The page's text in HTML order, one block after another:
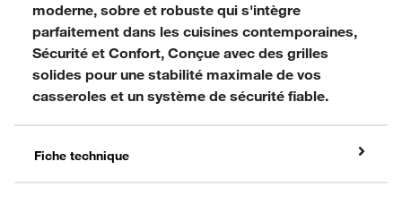
moderne, sobre et robuste qui s'intègre
parfaitement dans les cuisines contemporaines,
Sécurité et Confort, Conçue avec des grilles
solides pour une stabilité maximale de vos
casseroles et un système de sécurité fiable.
Fiche technique